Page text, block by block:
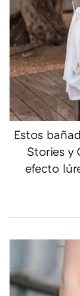
Estos
Stories y
efecto